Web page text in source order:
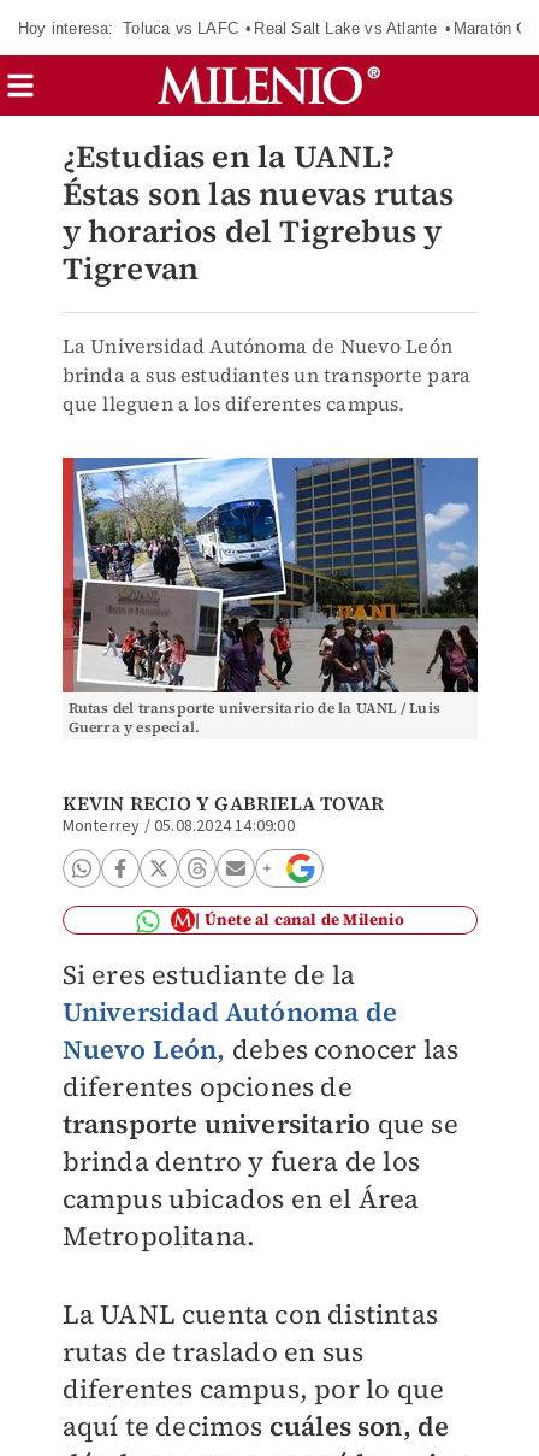
Hoy interesa: Toluca vs LAFC Real Salt Lake vs Atlante Maratón
¿Estudias en la UANL?
Éstas son las nuevas rutas
y horarios del Tigrebus y
Tigrevan
La Universidad Autónoma de Nuevo León
brinda a sus estudiantes un transporte para
que lleguen a los diferentes campus.
Rutas del transporte universitario de la UANL / Luis
Guerra y especial.
KEVIN RECIOYGABRIELA TOVAR
Monterrey /05.08.2024 14:09:00
Únete al canal de Milenio
Si eres estudiante de la
Universidad Autónoma de
Nuevo León, debes conocer las
diferentes opciones de
transporte universitario que se
brinda dentro y fuera de los
campus ubicados en el Área
Metropolitana.
La UANL cuenta con distintas
rutas de traslado en sus
diferentes campus, por lo que
aquí te decimos cuáles son, de